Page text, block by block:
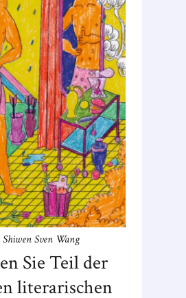
Sie Teil der
literarischen
Sven Wang